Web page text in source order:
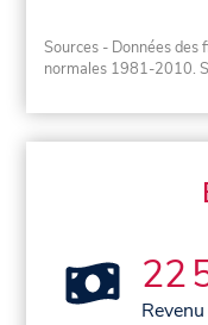
Sources - Données des
normales 1981-2010.
22